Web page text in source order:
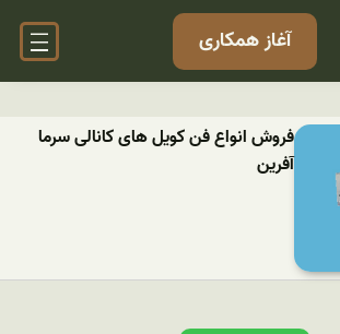
آغاز همکاری
فروش انواع فن کویل های کانالی سرما
آفرین